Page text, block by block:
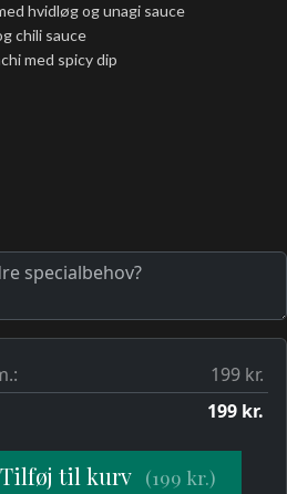
hvidløg og unagi sauce
chili sauce
med spicy dip